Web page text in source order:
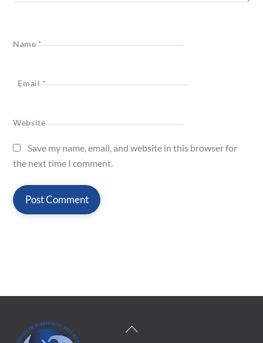
Name*
Email*
Website
Save my name, email, and website in this browser for
the next time I comment.
Back